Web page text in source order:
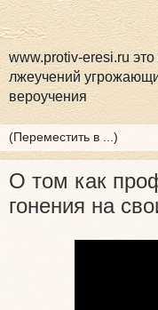
www.protiv-eresi.ru
лжеучений
вероучения
О том как
гонения на